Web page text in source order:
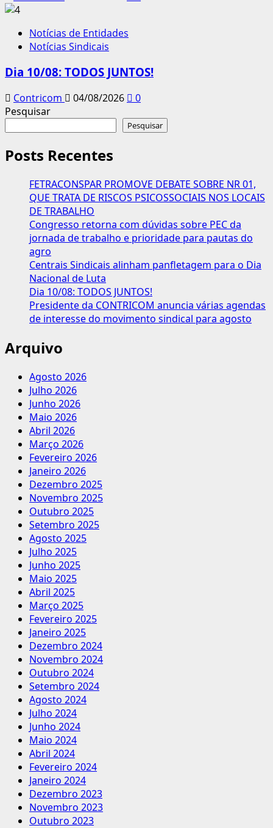
Notícias de Entidades
Notícias Sindicais
Dia 10/08: TODOS JUNTOS!
Contricom 04/08/2026
0
Pesquisar
Pesquisar
Posts Recentes
FETRACONSPAR PROMOVE DEBATE SOBRE NR 01,
QUE TRATA DE RISCOS PSICOSSOCIAIS NOS LOCAIS
DE TRABALHO
Congresso retorna com dúvidas sobre PEC da
jornada de trabalho e prioridade para pautas do
agro
Centrais Sindicais alinham panfletagem para o Dia
Nacional de Luta
Dia 10/08: TODOS JUNTOS!
Presidente da CONTRICOM anuncia várias agendas
de interesse do movimento sindical para agosto
Arquivo
Agosto 2026
Julho 2026
Junho 2026
Maio 2026
Abril 2026
Março 2026
Fevereiro 2026
Janeiro 2026
Dezembro 2025
Novembro 2025
Outubro 2025
Setembro 2025
Agosto 2025
Julho 2025
Junho 2025
Maio 2025
Abril 2025
Março 2025
Fevereiro 2025
Janeiro 2025
Dezembro 2024
Novembro 2024
Outubro 2024
Setembro 2024
Agosto 2024
Julho 2024
Junho 2024
Maio 2024
Abril 2024
Fevereiro 2024
Janeiro 2024
Dezembro 2023
Novembro 2023
Outubro 2023